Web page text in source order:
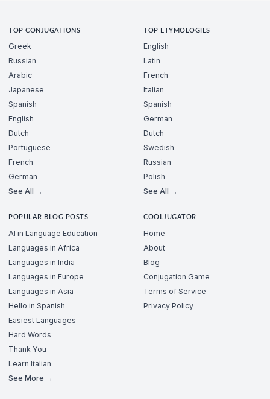
TOP CONJUGATIONS
Greek
Russian
Arabic
Japanese
Spanish
English
Dutch
Portuguese
French
German
See All →
TOP ETYMOLOGIES
English
Latin
French
Italian
Spanish
German
Dutch
Swedish
Russian
Polish
See All →
POPULAR BLOG POSTS
AI in Language Education
Languages in Africa
Languages in India
Languages in Europe
Languages in Asia
Hello in Spanish
Easiest Languages
Hard Words
Thank You
Learn Italian
See More →
COOLJUGATOR
Home
About
Blog
Conjugation Game
Terms of Service
Privacy Policy